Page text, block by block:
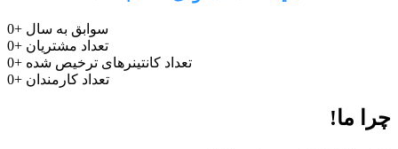
0+ سوابق به سال
0+ تعداد مشتریان
0+ تعداد کانتینرهای ترخیص شده
0+ تعداد کارمندان
چرا ما!